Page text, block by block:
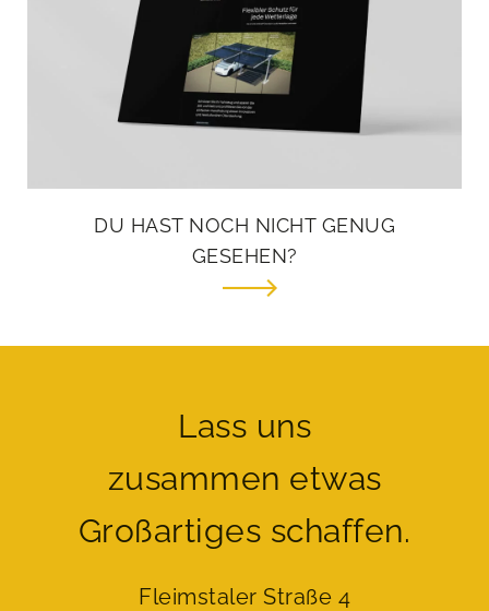
Ombrax® – Smart roofing system
DU HAST NOCH NICHT GENUG
GESEHEN?
Lass uns
zusammen etwas
Großartiges schaffen.
Fleimstaler Straße 4